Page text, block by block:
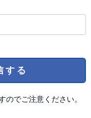
のでご注意ください。